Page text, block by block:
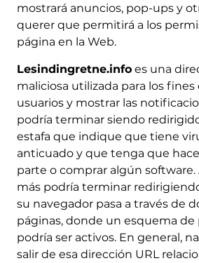
mostrará anuncios, pop-ups y
querer que permitirá a los
página en la Web.
Lesindingretne.infoes una
maliciosa utilizada para los fines
usuarios y mostrar las
podría terminar siendo
estafa que indique que tiene
anticuado y que tenga que
parte o comprar algún software.
más podría terminar
su navegador pasa a través de
páginas, donde un esquema de
podría ser activos. En general,
salir de esa dirección URL